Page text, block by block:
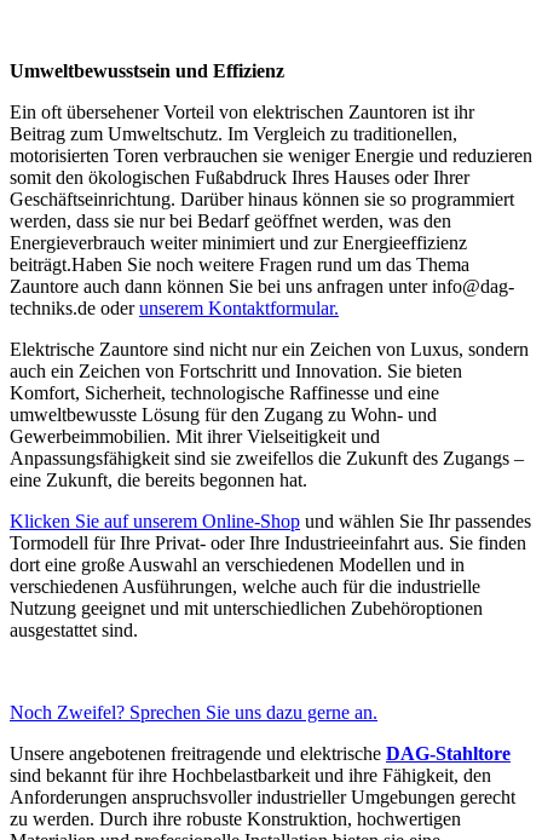
Umweltbewusstsein und Effizienz
Ein oft übersehener Vorteil von elektrischen Zauntoren ist ihr
Beitrag zum Umweltschutz. Im Vergleich zu traditionellen,
motorisierten Toren verbrauchen sie weniger Energie und reduzieren
somit den ökologischen Fußabdruck Ihres Hauses oder Ihrer
Geschäftseinrichtung. Darüber hinaus können sie so programmiert
werden, dass sie nur bei Bedarf geöffnet werden, was den
Energieverbrauch weiter minimiert und zur Energieeffizienz
beiträgt.Haben Sie noch weitere Fragen rund um das Thema
Zauntore auch dann können Sie bei uns anfragen unter info@dag-
techniks.de oderunserem Kontaktformular.
Elektrische Zauntore sind nicht nur ein Zeichen von Luxus, sondern
auch ein Zeichen von Fortschritt und Innovation. Sie bieten
Komfort, Sicherheit, technologische Raffinesse und eine
umweltbewusste Lösung für den Zugang zu Wohn- und
Gewerbeimmobilien. Mit ihrer Vielseitigkeit und
Anpassungsfähigkeit sind sie zweifellos die Zukunft des Zugangs –
eine Zukunft, die bereits begonnen hat.
Klicken Sie auf unserem Online-Shop und wählen Sie Ihr passendes
Tormodell für Ihre Privat- oder Ihre Industrieeinfahrt aus. Sie finden
dort eine große Auswahl an verschiedenen Modellen und in
verschiedenen Ausführungen, welche auch für die industrielle
Nutzung geeignet und mit unterschiedlichen Zubehöroptionen
ausgestattet sind.
Noch Zweifel? Sprechen Sie uns dazu gerne an.
Unsere angebotenen freitragende und elektrische DAG-Stahltore
sind bekannt für ihre Hochbelastbarkeit und ihre Fähigkeit, den
Anforderungen anspruchsvoller industrieller Umgebungen gerecht
zu werden. Durch ihre robuste Konstruktion, hochwertigen